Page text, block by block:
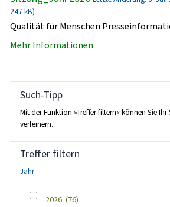
247 kB)
Qualität für Menschen
Mehr Informationen
Such-Tipp
Mit der Funktion »Treffer filtern« können Sie Ihr
verfeinern.
Treffer filtern
Jahr
2026 (76)